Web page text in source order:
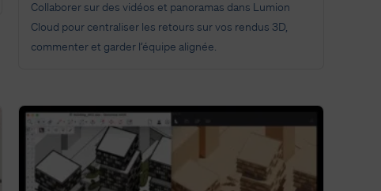
Collaborer sur des vidéos et panoramas dans Lumion
Cloud pour centraliser les retours sur vos rendus 3D,
commenter et garder l’équipe alignée.